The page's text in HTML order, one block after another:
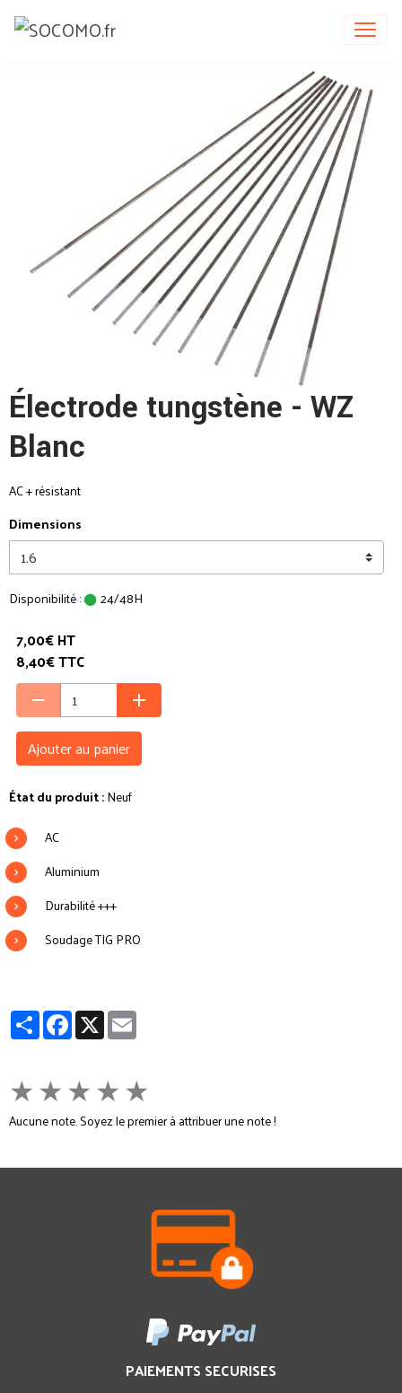
Électrode tungstène - WZ
Blanc
AC + résistant
Dimensions
Disponibilité : 24/48H
7,00€ HT
8,40€ TTC
Ajouter au panier
État du produit :Neuf
AC
Aluminium
Durabilité +++
Soudage TIG PRO
PartagerFacebook
X
★★★★★
Aucune note. Soyez le premier à attribuer une note !
PAIEMENTS SECURISES